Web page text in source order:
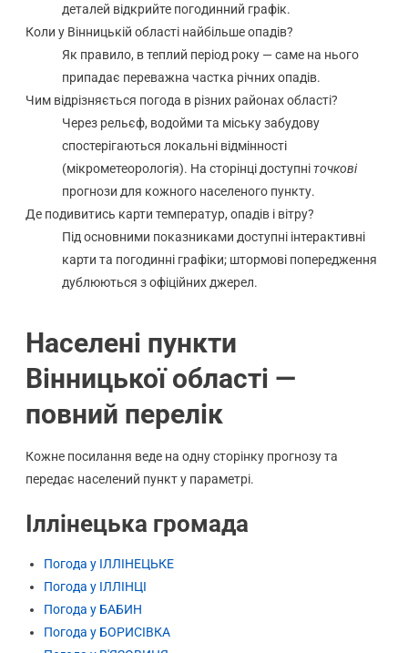
деталей відкрийте погодинний графік.
Коли у Вінницькій області найбільше опадів?
Як правило, в теплий період року — саме на нього
припадає переважна частка річних опадів.
Чим відрізняється погода в різних районах області?
Через рельєф, водойми та міську забудову
спостерігаються локальні відмінності
(мікрометеорологія). На сторінці доступніточкові
прогнози для кожного населеного пункту.
Де подивитись карти температур, опадів і вітру?
Під основними показниками доступні інтерактивні
карти та погодинні графіки; штормові попередження
дублюються з офіційних джерел.
Населені пункти
Вінницької області —
повний перелік
Кожне посилання веде на одну сторінку прогнозу та
передає населений пункт у параметрі.
Іллінецька громада
Погода у ІЛЛІНЕЦЬКЕ
Погода у ІЛЛІНЦІ
Погода у БАБИН
Погода у БОРИСІВКА